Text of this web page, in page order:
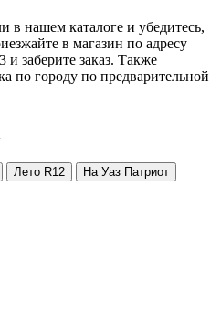
в нашем каталоге и убедитесь,
в магазин по адресу
и заберите заказ. Также
по городу по предварительной
Лето R12 На Уаз Патриот